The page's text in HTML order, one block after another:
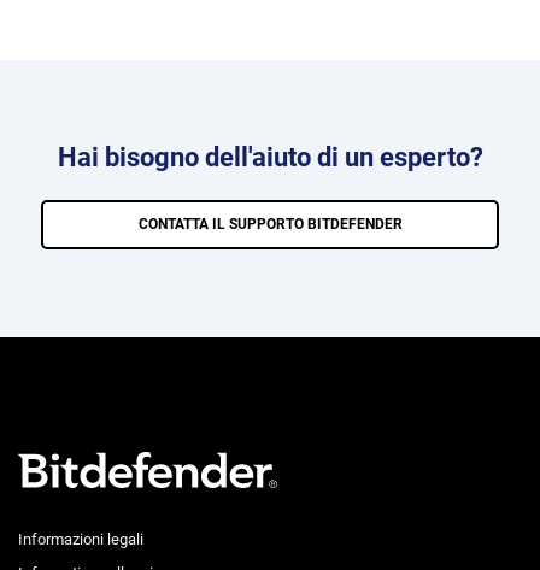
Hai bisogno dell'aiuto di un esperto?
CONTATTA IL SUPPORTO BITDEFENDER
Informazioni legali